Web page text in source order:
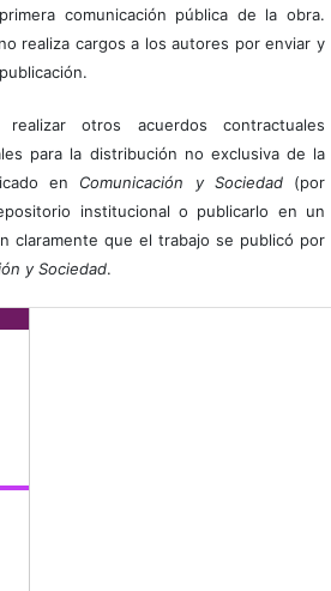
comunicación pública de la obra.
no realiza cargos a los autores por enviar y
otros acuerdos contractuales
para la distribución no exclusiva de la
en Comunicación y Sociedad(por
institucional o publicarlo en un
claramente que el trabajo se publicó por
y Sociedad.